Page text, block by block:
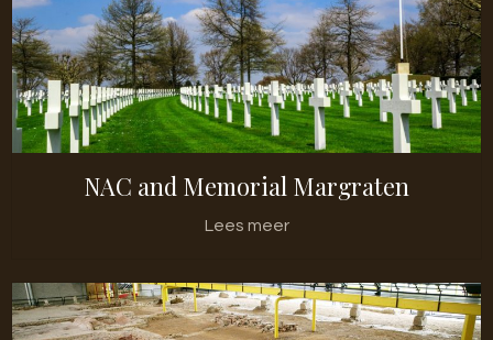
NAC and Memorial Margraten
Lees meer